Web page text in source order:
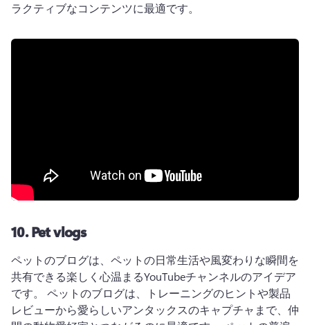
ラクティブなコンテンツに最適です。
10.Pet vlogs
ペットのブログは、ペットの日常生活や風変わりな瞬間を
共有できる楽しく心温まるYouTubeチャンネルのアイデア
です。 ペットのブログは、トレーニングのヒントや製品
レビューから愛らしいアンタックスのキャプチャまで、仲